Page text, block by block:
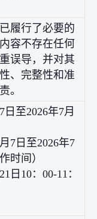
履行了必要的
容不存在任何
误导，并对其
、完整性和准
。
至2026年7月
7日至2026年7
时间）
日10：00-11：